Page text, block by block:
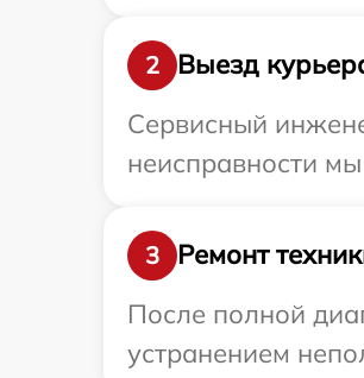
2
Выезд
Сервисный
неисправности
3
Ремонт
После полной
устранением